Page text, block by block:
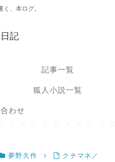
、本ログ。
記
記事一覧
狐人小説一覧
わせ
夢野久作
クチマネ／